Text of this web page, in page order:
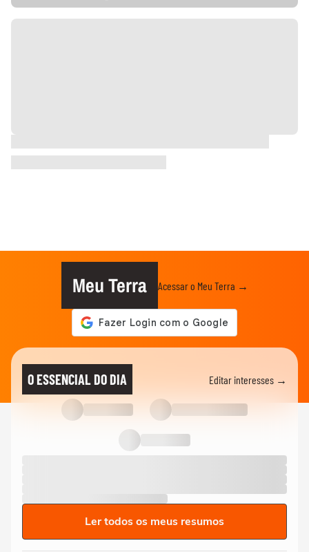
Meu Terra Acessar o Meu Terra →
O ESSENCIAL DO DIA Editar interesses →
Ler todos os meus resumos